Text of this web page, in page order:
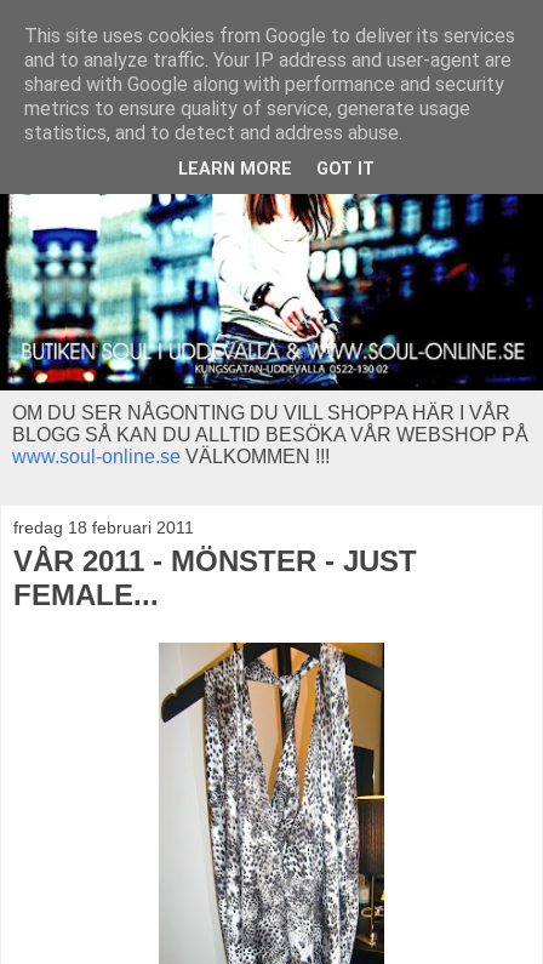
OM DU SER NÅGONTING DU VILL SHOPPA HÄR I VÅR
BLOGG SÅ KAN DU ALLTID BESÖKA VÅR WEBSHOP PÅ
www.soul-online.se VÄLKOMMEN !!!
fredag 18 februari 2011
VÅR 2011 - MÖNSTER - JUST
FEMALE...
This site uses cookies from Google to deliver its services
and to analyze traffic. Your IP address and user-agent are
shared with Google along with performance and security
metrics to ensure quality of service, generate usage
statistics, and to detect and address abuse.
LEARN MORE GOT IT